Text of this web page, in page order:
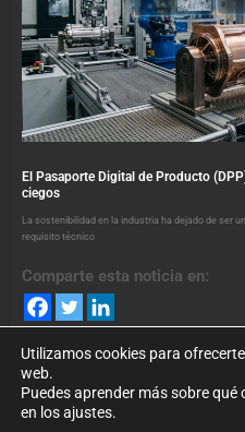
El Pasaporte Digital de Producto
ciegos
La sostenibilidad en la industria ha dejado de ser
requisito técnico
Comparte esta noticia en:
Utilizamos cookies para
web.
Puedes aprender más sobre
en los ajustes.